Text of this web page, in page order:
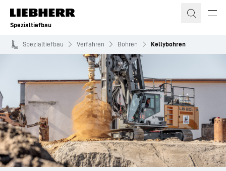
Zum Inhalt springen
Spezialtiefbau
Spezialtiefbau Verfahren Bohren Kellybohren